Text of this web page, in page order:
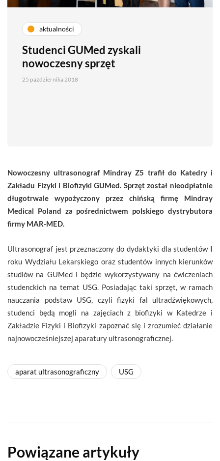
aktualności
Studenci GUMed zyskali
nowoczesny sprzęt
25 października 2018
Nowoczesny ultrasonograf Mindray Z5 trafił do Katedry i
Zakładu Fizyki i Biofizyki GUMed. Sprzęt został nieodpłatnie
długotrwale wypożyczony przez chińską firmę Mindray
Medical Poland za pośrednictwem polskiego dystrybutora
firmy MAR-MED.
Ultrasonograf jest przeznaczony do dydaktyki dla studentów I
roku Wydziału Lekarskiego oraz studentów innych kierunków
studiów na GUMed i będzie wykorzystywany na ćwiczeniach
studenckich na temat USG. Posiadając taki sprzęt, w ramach
nauczania podstaw USG, czyli fizyki fal ultradźwiękowych,
studenci będą mogli na zajęciach z biofizyki w Katedrze i
Zakładzie Fizyki i Biofizyki zapoznać się i zrozumieć działanie
najnowocześniejszej aparatury ultrasonograficznej.
aparat ultrasonograficzny USG
Powiązane artykuły